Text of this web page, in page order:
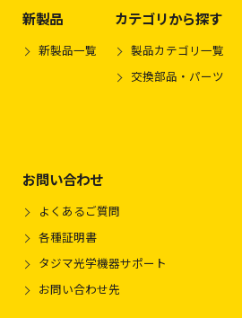
新製品
新製品一覧
カテゴリから探す
製品カテゴリ一覧
交換部品・パーツ
お問い合わせ
よくあるご質問
各種証明書
タジマ光学機器サポート
お問い合わせ先